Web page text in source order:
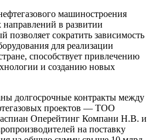
машиностроения
в развитии
позволяет сократить зависимость
для реализации
способствует привлечению
и созданию новых
долгосрочные контракты между
проектов — ТОО
Оперейтинг Компани Н.В. и
на поставку